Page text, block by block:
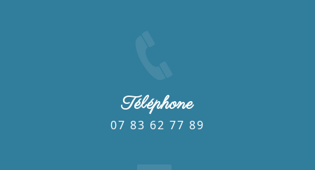
Téléphone
07 83 62 77 89